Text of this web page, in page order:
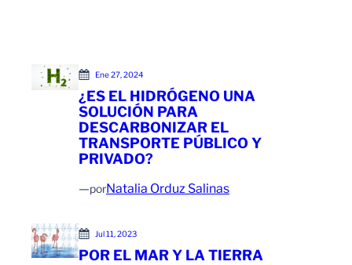
Ene 27, 2024
¿ES EL HIDRÓGENO UNA
SOLUCIÓN PARA
DESCARBONIZAR EL
TRANSPORTE PÚBLICO Y
PRIVADO?
—porNatalia Orduz Salinas
Jul 11, 2023
POR EL MAR Y LA TIERRA